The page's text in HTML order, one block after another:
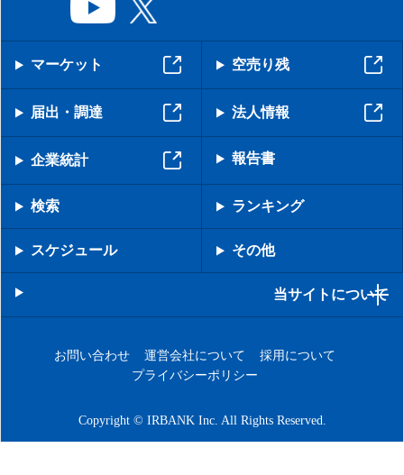
マーケット 空売り残
届出・調達 法人情報
企業統計 報告書
検索 ランキング
スケジュール その他
当サイトについて
お問い合わせ 運営会社について
採用について
プライバシーポリシー
Copyright © IRBANK Inc. All Rights Reserved.